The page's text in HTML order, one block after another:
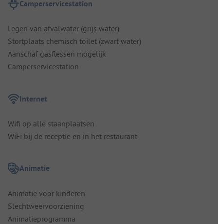
Camperservicestation
Legen van afvalwater (grijs water)
Stortplaats chemisch toilet (zwart water)
Aanschaf gasflessen mogelijk
Camperservicestation
Internet
Wifi op alle staanplaatsen
WiFi bij de receptie en in het restaurant
Animatie
Animatie voor kinderen
Slechtweervoorziening
Animatieprogramma